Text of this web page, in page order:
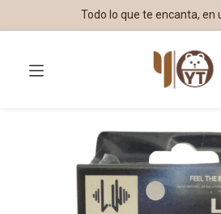
Todo lo que te encanta, en